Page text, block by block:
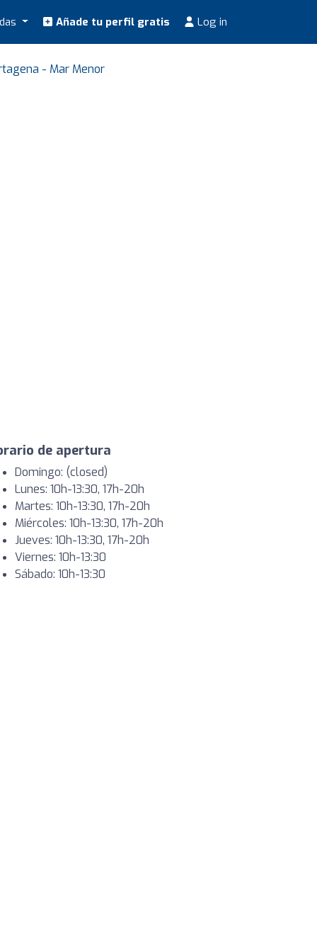
Añade tu perfil gratis Log in
- Mar Menor
de apertura
Domingo: (closed)
Lunes: 10h-13:30, 17h-20h
Martes: 10h-13:30, 17h-20h
Miércoles: 10h-13:30, 17h-20h
Jueves: 10h-13:30, 17h-20h
Viernes: 10h-13:30
Sábado: 10h-13:30